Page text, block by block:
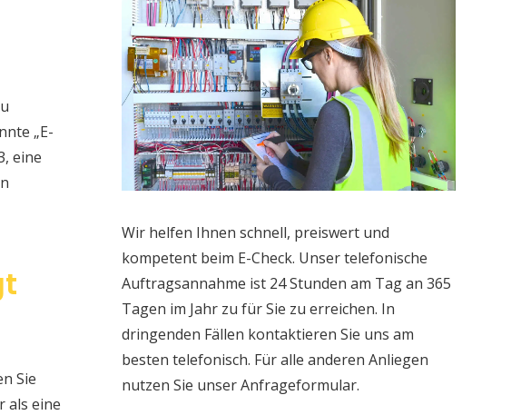
„E-
eine
Sie
als eine
Wir helfen Ihnen schnell, preiswert und
kompetent beim E-Check. Unser telefonische
Auftragsannahme ist 24 Stunden am Tag an 365
Tagen im Jahr zu für Sie zu erreichen. In
dringenden Fällen kontaktieren Sie uns am
besten telefonisch. Für alle anderen Anliegen
nutzen Sie unser Anfrageformular.